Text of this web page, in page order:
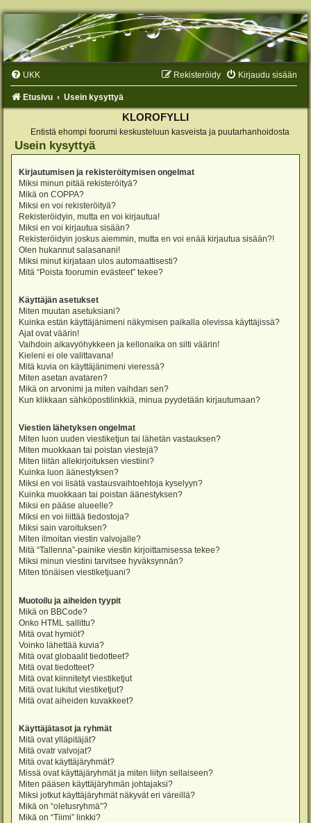
UKK Kirjaudu sisään
Rekisteröidy
Etusivu Usein kysyttyä
KLOROFYLLI
Entistä ehompi foorumi keskusteluun kasveista ja puutarhanhoidosta
Usein kysyttyä
Kirjautumisen ja rekisteröitymisen ongelmat
Miksi minun pitää rekisteröityä?
Mikä on COPPA?
Miksi en voi rekisteröityä?
Rekisteröidyin, mutta en voi kirjautua!
Miksi en voi kirjautua sisään?
Rekisteröidyin joskus aiemmin, mutta en voi enää kirjautua sisään?!
Olen hukannut salasanani!
Miksi minut kirjataan ulos automaattisesti?
Mitä “Poista foorumin evästeet” tekee?
Käyttäjän asetukset
Miten muutan asetuksiani?
Kuinka estän käyttäjänimeni näkymisen paikalla olevissa käyttäjissä?
Ajat ovat väärin!
Vaihdoin aikavyöhykkeen ja kellonaika on silti väärin!
Kieleni ei ole valittavana!
Mitä kuvia on käyttäjänimeni vieressä?
Miten asetan avataren?
Mikä on arvonimi ja miten vaihdan sen?
Kun klikkaan sähköpostilinkkiä, minua pyydetään kirjautumaan?
Viestien lähetyksen ongelmat
Miten luon uuden viestiketjun tai lähetän vastauksen?
Miten muokkaan tai poistan viestejä?
Miten liitän allekirjoituksen viestiini?
Kuinka luon äänestyksen?
Miksi en voi lisätä vastausvaihtoehtoja kyselyyn?
Kuinka muokkaan tai poistan äänestyksen?
Miksi en pääse alueelle?
Miksi en voi liittää tiedostoja?
Miksi sain varoituksen?
Miten ilmoitan viestin valvojalle?
Mitä “Tallenna”-painike viestin kirjoittamisessa tekee?
Miksi minun viestini tarvitsee hyväksynnän?
Miten tönäisen viestiketjuani?
Muotoilu ja aiheiden tyypit
Mikä on BBCode?
Onko HTML sallittu?
Mitä ovat hymiöt?
Voinko lähettää kuvia?
Mitä ovat globaalit tiedotteet?
Mitä ovat tiedotteet?
Mitä ovat kiinnitetyt viestiketjut
Mitä ovat lukitut viestiketjut?
Mitä ovat aiheiden kuvakkeet?
Käyttäjätasot ja ryhmät
Mitä ovat ylläpitäjät?
Mitä ovatr valvojat?
Mitä ovat käyttäjäryhmät?
Missä ovat käyttäjäryhmät ja miten liityn sellaiseen?
Miten pääsen käyttäjäryhmän johtajaksi?
Miksi jotkut käyttäjäryhmät näkyvät eri väreillä?
Mikä on “oletusryhmä”?
Mikä on “Tiimi” linkki?